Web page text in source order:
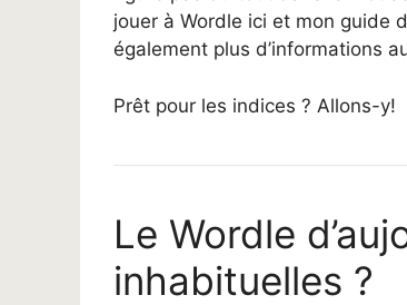
jouer à Wordle ici et mon guide
également plus d’informations
Prêt pour les indices ? Allons-y!
Le Wordle
inhabituelles ?